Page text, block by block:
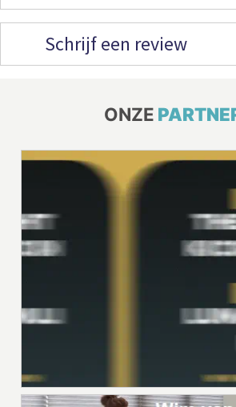
Schrijf een review
ONZE